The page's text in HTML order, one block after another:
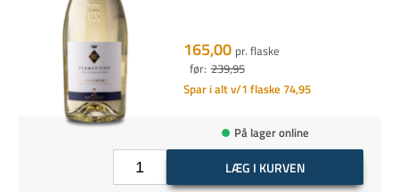
165,00 pr. flaske
før: 239,95
Spar i alt v/1 flaske 74,95
På lager online
LÆG I KURVEN